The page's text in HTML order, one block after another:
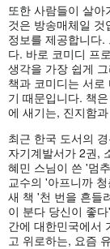
또한 사람들이 살
것은 방송매체일
정보를 제공합니다
다. 바로 코미디 프
생각을 가장 쉽게
책과 코미디는 서
기 때문입니다. 책
에 새기는, 진지함
최근 한국 도서의
자기계발서가 2권,
혜민 스님이 쓴 '멈
교수의 '아프니까
새 책 '천 번을 흔들
이 분다 당신이 좋
간에 대한민국에서
고 위로하는, 요즘